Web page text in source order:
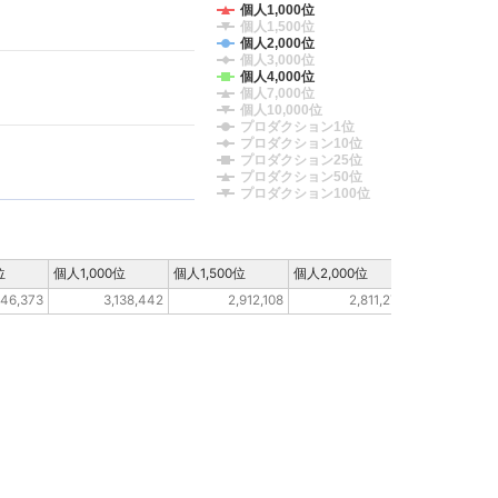
個人1,000位
個人1,500位
個人2,000位
個人3,000位
個人4,000位
個人7,000位
個人10,000位
プロダクション1位
プロダクション10位
プロダクション25位
プロダクション50位
プロダクション100位
3,138,442 2,912,108 2,811,270
個人1,000位 個人1,500位 個人2,000位